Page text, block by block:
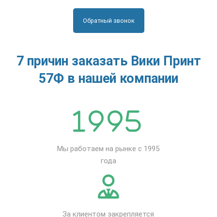
Обратный звонок
7 причин заказать Вики Принт
57Ф в нашей компании
Мы работаем на рынке с 1995
года
За клиентом закрепляется